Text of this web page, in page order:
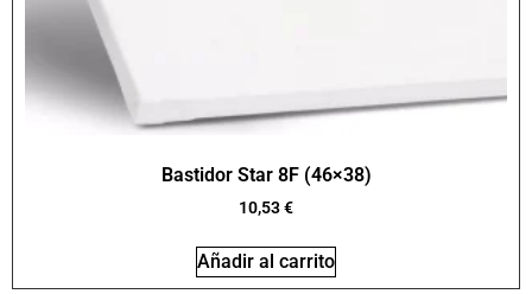
Bastidor Star 8F (46×38)
10,53€
Añadir al carrito